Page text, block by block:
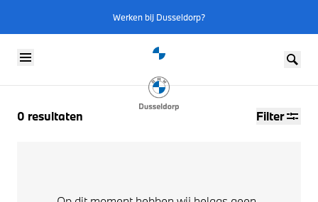
Werken bij Dusseldorp?
0 resultaten Filter